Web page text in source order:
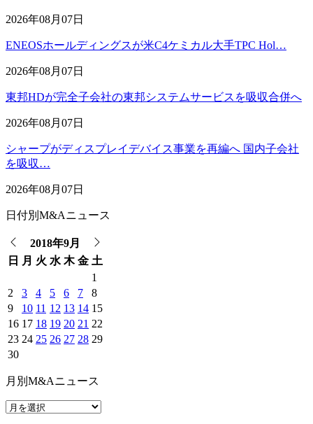
2026年08月07日
ENEOSホールディングスが米C4ケミカル大手TPC Hol…
2026年08月07日
東邦HDが完全子会社の東邦システムサービスを吸収合併へ
2026年08月07日
シャープがディスプレイデバイス事業を再編へ 国内子会社
を吸収…
2026年08月07日
日付別M&Aニュース
2018年9月
日
月 火 水 木 金 土
1
2
3 4 5 6 7
8
9
10 11 12 13 14 15
16 17 18 19 20 21 22
23 24 25 26 27 28 29
30
月別M&Aニュース